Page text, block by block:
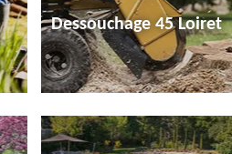
Dessouchage 45 Loiret